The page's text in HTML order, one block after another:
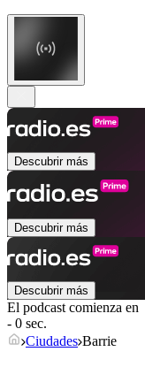
Descubrir más
Descubrir más
Descubrir más
El podcast comienza en
- 0 sec.
Ciudades Barrie